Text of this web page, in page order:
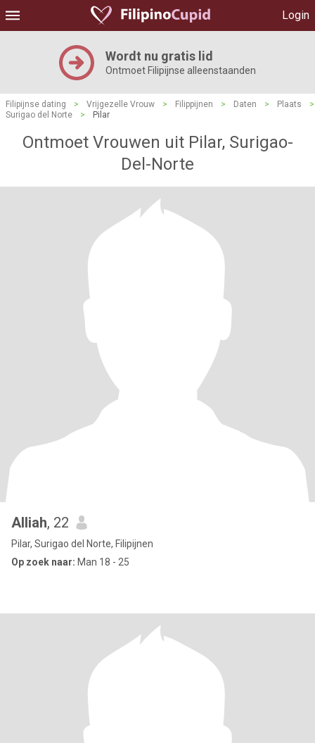
Login
Wordt nu gratis lid
Ontmoet Filipijnse alleenstaanden
Filipijnse dating > Vrijgezelle Vrouw > Filippijnen > Daten > Plaats
>
Surigao del Norte
> Pilar
Ontmoet Vrouwen uit Pilar, Surigao-
Del-Norte
Alliah, 22
Pilar, Surigao del Norte, Filipijnen
Op zoek naar: Man 18 - 25